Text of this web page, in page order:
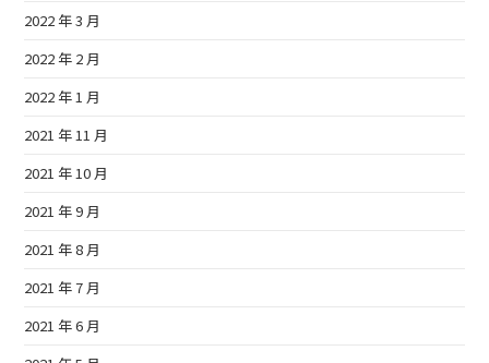
2022 年 3 月
2022 年 2 月
2022 年 1 月
2021 年 11 月
2021 年 10 月
2021 年 9 月
2021 年 8 月
2021 年 7 月
2021 年 6 月